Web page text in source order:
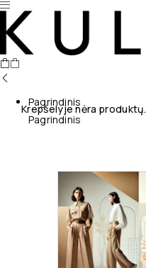
Krepšelyje nėra produktų.
Pagrindinis
Pagrindinis